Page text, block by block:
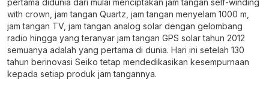
with crown, jam tangan Quartz, jam tangan menyelam 1000 m,
jam tangan TV, jam tangan analog solar dengan gelombang
radio hingga yang teranyar jam tangan GPS solar tahun 2012
semuanya adalah yang pertama di dunia. Hari ini setelah 130
tahun berinovasi Seiko tetap mendedikasikan kesempurnaan
kepada setiap produk jam tangannya.